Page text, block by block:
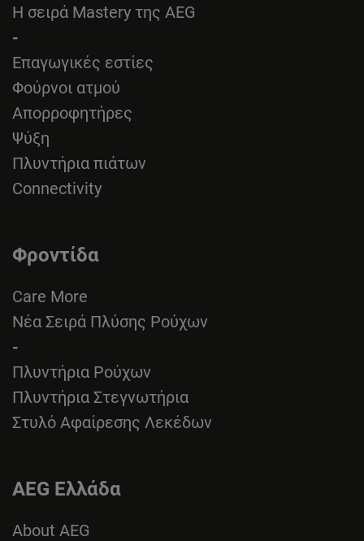
Η σειρά Mastery της AEG
-
Επαγωγικές εστίες
Φούρνοι ατμού
Απορροφητήρες
Ψύξη
Πλυντήρια πιάτων
Connectivity
Φροντίδα
Care More
Νέα Σειρά Πλύσης Ρούχων
-
Πλυντήρια Ρούχων
Πλυντήρια Στεγνωτήρια
Στυλό Αφαίρεσης Λεκέδων
AEG Ελλάδα
About AEG